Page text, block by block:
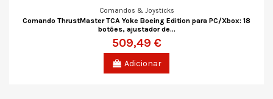
Comandos & Joysticks
Comando ThrustMaster TCA Yoke Boeing Edition para PC/Xbox: 18
botões, ajustador de...
509,49 €
Adicionar